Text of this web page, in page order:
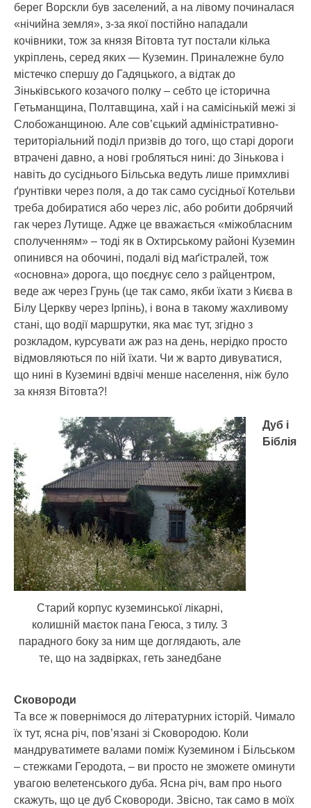
берег Ворскли був заселений, а на лівому починалася
«нічийна земля», з-за якої постійно нападали
кочівники, тож за князя Вітовта тут постали кілька
укріплень, серед яких — Куземин. Приналежне було
містечко спершу до Гадяцького, а відтак до
Зіньківського козачого полку – себто це історична
Гетьманщина, Полтавщина, хай і на самісінькій межі зі
Слобожанщиною. Але сов’єцький адміністративно-
територіальний поділ призвів до того, що старі дороги
втрачені давно, а нові гробляться нині: до Зінькова і
навіть до сусіднього Більська ведуть лише примхливі
ґрунтівки через поля, а до так само сусідньої Котельви
треба добиратися або через ліс, або робити добрячий
гак через Лутище. Адже це вважається «міжобласним
сполученням» – тоді як в Охтирському районі Куземин
опинився на обочині, подалі від маґістралей, тож
«основна» дорога, що поєднує село з райцентром,
веде аж через Грунь (це так само, якби їхати з Києва в
Білу Церкву через Ірпінь), і вона в такому жахливому
стані, що водії маршрутки, яка має тут, згідно з
розкладом, курсувати аж раз на день, нерідко просто
відмовляються по ній їхати. Чи ж варто дивуватися,
що нині в Куземині вдвічі менше населення, ніж було
за князя Вітовта?!
Старий корпус куземинської лікарні,
колишній маєток пана Геюса, з тилу. З
парадного боку за ним ще доглядають, але
те, що на задвірках, геть занедбане
Дуб і
Біблія
Сковороди
Та все ж повернімося до літературних історій. Чимало
їх тут, ясна річ, пов’язані зі Сковородою. Коли
мандруватимете валами поміж Куземином і Більськом
– стежками Геродота, – ви просто не зможете оминути
увагою велетенського дуба. Ясна річ, вам про нього
скажуть, що це дуб Сковороди. Звісно, так само в моїх